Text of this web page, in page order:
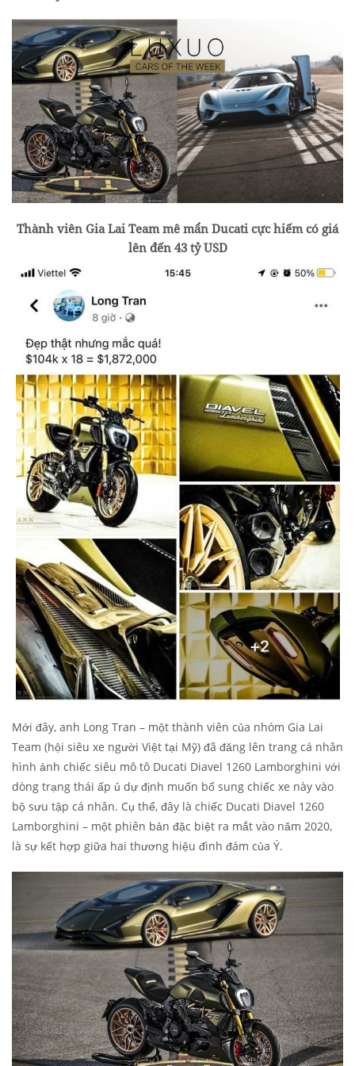
Thành viên Gia Lai Team mê mẩn Ducati cực hiếm có giá
lên đến 43 tỷ USD
Mới đây, anh Long Tran – một thành viên của nhóm Gia Lai
Team (hội siêu xe người Việt tại Mỹ) đã đăng lên trang cá nhân
hình ảnh chiếc siêu mô tô Ducati Diavel 1260 Lamborghini với
dòng trạng thái ấp ủ dự định muốn bổ sung chiếc xe này vào
bộ sưu tập cá nhân. Cụ thể, đây là chiếc Ducati Diavel 1260
Lamborghini – một phiên bản đặc biệt ra mắt vào năm 2020,
là sự kết hợp giữa hai thương hiệu đình đám của Ý.